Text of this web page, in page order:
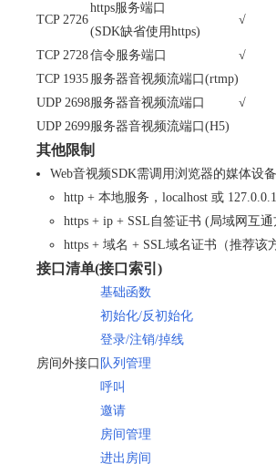
TCP 2726
https服务端口
(SDK缺省使用https)
√
TCP 2728信令服务端口
√
TCP 1935 服务器音视频流端口(rtmp)
UDP 2698服务器音视频流端口
√
UDP 2699服务器音视频流端口(H5)
其他限制
Web音视频SDK需调用浏览器的媒体设
http + 本地服务，localhost 或
https + ip + SSL自签证书 (局域网互
https + 域名 + SSL域名证书（推荐该
接口清单(接口索引)
房间外接口
基础函数
初始化/反初始化
登录/注销/掉线
队列管理
呼叫
邀请
房间管理
进出房间